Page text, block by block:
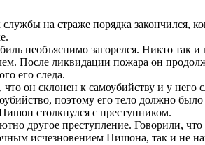
на страже порядка закончился,
необъяснимо загорелся. Никто так
После ликвидации пожара он
его следа.
он склонен к самоубийству и у него
поэтому его тело должно
столкнулся с преступником.
другое преступление. Говорили,
исчезновением Пишона, так и не